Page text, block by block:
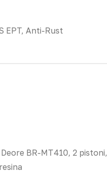
EPT, Anti-Rust
BR-MT410, 2 pistoni,